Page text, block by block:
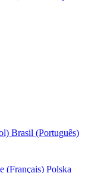
Brasil (Português)
(Français) Polska